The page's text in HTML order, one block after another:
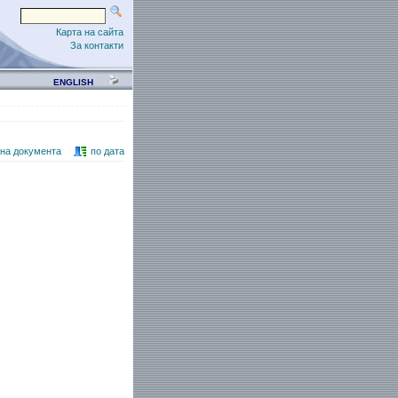
Карта на сайта
За контакти
ENGLISH
документа по дата